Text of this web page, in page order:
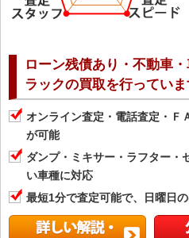
ローン残債あり・不動車
ラックの買取を行ってい
オンライン査定・電話査定・Ｆ
が可能
ダンプ・ミキサー・ラフター・
い車種に対応
最短1分で査定可能で、日曜日